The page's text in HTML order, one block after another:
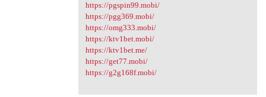
https://pgspin99.mobi/
https://pgg369.mobi/
https://omg333.mobi/
https://ktv1bet.mobi/
https://ktv1bet.me/
https://get77.mobi/
https://g2g168f.mobi/